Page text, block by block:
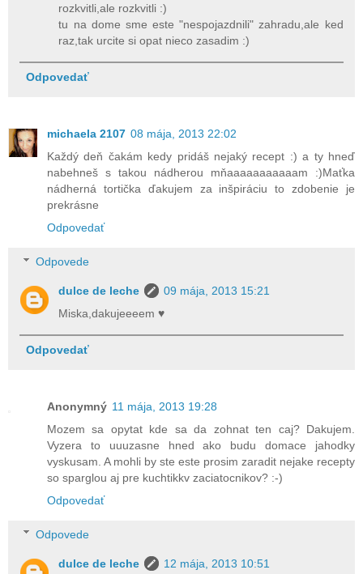
rozkvitli,ale rozkvitli :)
tu na dome sme este "nespojazdnili" zahradu,ale ked
raz,tak urcite si opat nieco zasadim :)
Odpovedať
michaela 2107 08 mája, 2013 22:02
Každý deň čakám kedy pridáš nejaký recept :) a ty hneď
nabehneš s takou nádherou mňaaaaaaaaaaam :)Maťka
nádherná tortička ďakujem za inšpiráciu to zdobenie je
prekrásne
Odpovedať
Odpovede
dulce de leche
09 mája, 2013 15:21
Miska,dakujeeeem ♥
Odpovedať
Anonymný 11 mája, 2013 19:28
Mozem sa opytat kde sa da zohnat ten caj? Dakujem.
Vyzera to uuuzasne hned ako budu domace jahodky
vyskusam. A mohli by ste este prosim zaradit nejake recepty
so sparglou aj pre kuchtikkv zaciatocnikov? :-)
Odpovedať
Odpovede
dulce de leche
12 mája, 2013 10:51